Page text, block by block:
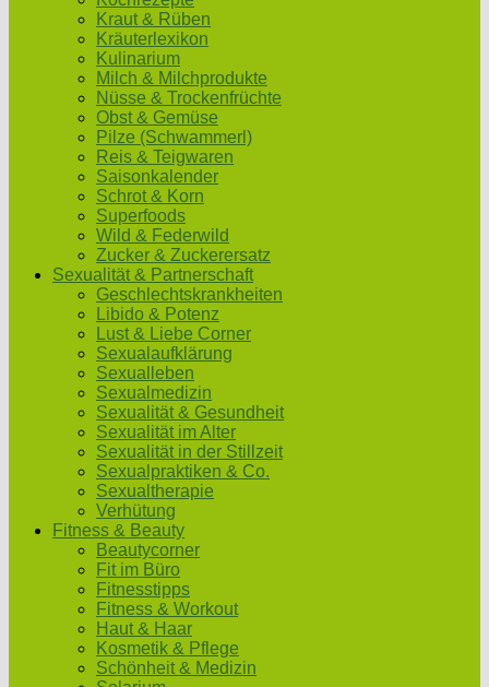
Kraut & Rüben
Kräuterlexikon
Kulinarium
Milch & Milchprodukte
Nüsse & Trockenfrüchte
Obst & Gemüse
Pilze (Schwammerl)
Reis & Teigwaren
Saisonkalender
Schrot & Korn
Superfoods
Wild & Federwild
Zucker & Zuckerersatz
Sexualität & Partnerschaft
Geschlechtskrankheiten
Libido & Potenz
Lust & Liebe Corner
Sexualaufklärung
Sexualleben
Sexualmedizin
Sexualität & Gesundheit
Sexualität im Alter
Sexualität in der Stillzeit
Sexualpraktiken & Co.
Sexualtherapie
Verhütung
Fitness & Beauty
Beautycorner
Fit im Büro
Fitnesstipps
Fitness & Workout
Haut & Haar
Kosmetik & Pflege
Schönheit & Medizin